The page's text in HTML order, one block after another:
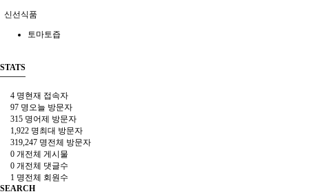
신선식품
토마토즙
STATS
4 명현재 접속자
97 명 오늘 방문자
315 명어제 방문자
1,922 명최대 방문자
319,247 명전체 방문자
0 개전체 게시물
0 개전체 댓글수
1 명전체 회원수
SEARCH